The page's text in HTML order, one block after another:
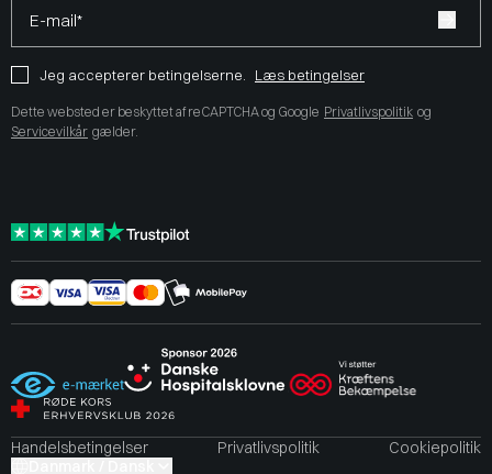
E-mail*
Jeg accepterer betingelserne. Læs betingelser
Dette websted er beskyttet af reCAPTCHA og Google Privatlivspolitik og
Servicevilkår gælder.
Handelsbetingelser Privatlivspolitik
Cookiepolitik